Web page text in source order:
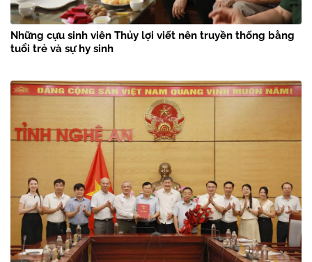
Những cựu sinh viên Thủy lợi viết nên truyền thống bằng
tuổi trẻ và sự hy sinh